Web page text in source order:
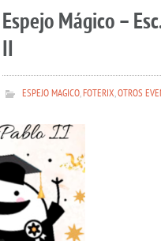
Espejo Mágico –
II
ESPEJO MAGICO,FOTERIX,OTROS